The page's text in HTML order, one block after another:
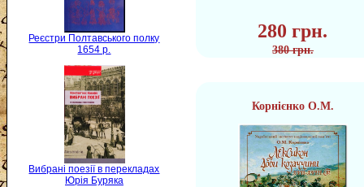
Реєстри Полтавського полку
1654 р.
Вибрані поезії в перекладах
Юрія Буряка
280 грн.
380 грн.
Корнієнко О.М.